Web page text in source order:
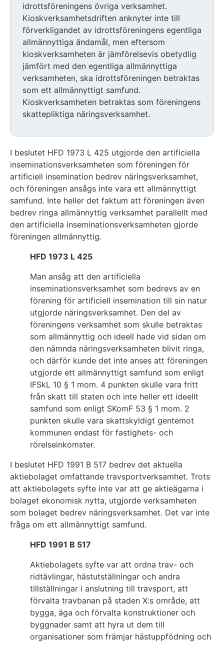
idrottsföreningens övriga verksamhet.
Kioskverksamhetsdriften anknyter inte till
förverkligandet av idrottsföreningens egentliga
allmännyttiga ändamål, men eftersom
kioskverksamheten är jämförelsevis obetydlig
jämfört med den egentliga allmännyttiga
verksamheten, ska idrottsföreningen betraktas
som ett allmännyttigt samfund.
Kioskverksamheten betraktas som föreningens
skattepliktiga näringsverksamhet.
I beslutet HFD 1973 L 425 utgjorde den artificiella
inseminationsverksamheten som föreningen för
artificiell insemination bedrev näringsverksamhet,
och föreningen ansågs inte vara ett allmännyttigt
samfund. Inte heller det faktum att föreningen även
bedrev ringa allmännyttig verksamhet parallellt med
den artificiella inseminationsverksamheten gjorde
föreningen allmännyttig.
HFD 1973 L 425
Man ansåg att den artificiella
inseminationsverksamhet som bedrevs av en
förening för artificiell insemination till sin natur
utgjorde näringsverksamhet. Den del av
föreningens verksamhet som skulle betraktas
som allmännyttig och ideell hade vid sidan om
den nämnda näringsverksamheten blivit ringa,
och därför kunde det inte anses att föreningen
utgjorde ett allmännyttigt samfund som enligt
IFSkL 10 § 1 mom. 4 punkten skulle vara fritt
från skatt till staten och inte heller ett ideellt
samfund som enligt SKomF 53 § 1 mom. 2
punkten skulle vara skattskyldigt gentemot
kommunen endast för fastighets- och
rörelseinkomster.
I beslutet HFD 1991 B 517 bedrev det aktuella
aktiebolaget omfattande travsportverksamhet. Trots
att aktiebolagets syfte inte var att ge aktieägarna i
bolaget ekonomisk nytta, utgjorde verksamheten
som bolaget bedrev näringsverksamhet. Det var inte
fråga om ett allmännyttigt samfund.
HFD 1991 B 517
Aktiebolagets syfte var att ordna trav- och
ridtävlingar, hästutställningar och andra
tillställningar i anslutning till travsport, att
förvalta travbanan på staden X:s område, att
bygga, äga och förvalta konstruktioner och
byggnader samt att hyra ut dem till
organisationer som främjar hästuppfödning och